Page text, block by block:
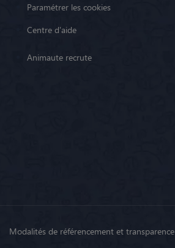
Paramétrer les cookies
Centre d'aide
Animaute recrute
Modalités de référencement et transparence